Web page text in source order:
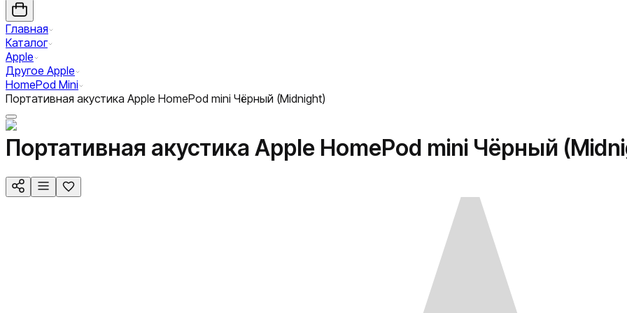
Главная
Каталог
Apple
Другое Apple
HomePod Mini
Портативная акустика Apple HomePod mini Чёрный (Midnight)
Портативная акустика Apple HomePod mini Чёрный